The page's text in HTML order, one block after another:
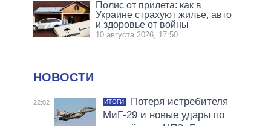
Полис от прилета: как в
Украине страхуют жилье, авто
и здоровье от войны
10 августа 2026, 17:50
НОВОСТИ
22:02 ИТОГИ
Потеря истребителя
МиГ-29 и новые удары по